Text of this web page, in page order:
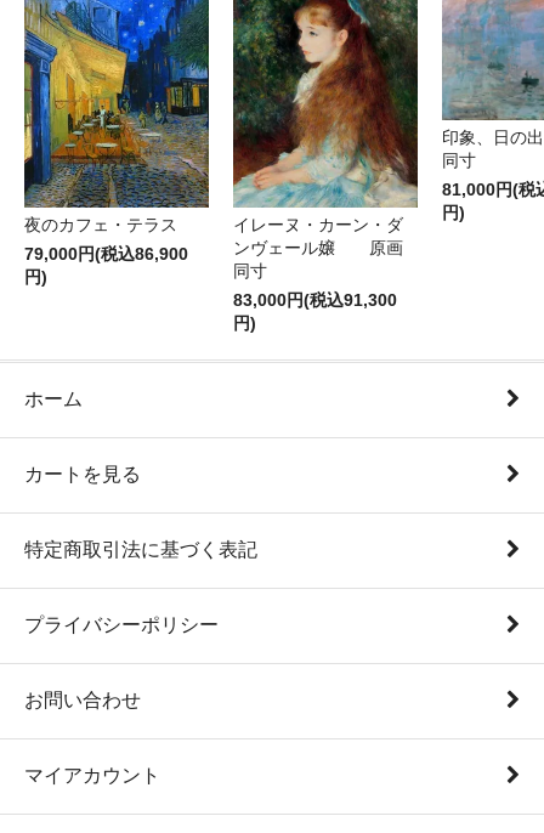
夜のカフェ・テラス
79,000円(税込86,900
円)
イレーヌ・カーン・ダ
ンヴェール嬢 原画
同寸
83,000円(税込91,300
円)
印象、日
同寸
81,000円(税
円)
ホーム
カートを見る
特定商取引法に基づく表記
プライバシーポリシー
お問い合わせ
マイアカウント